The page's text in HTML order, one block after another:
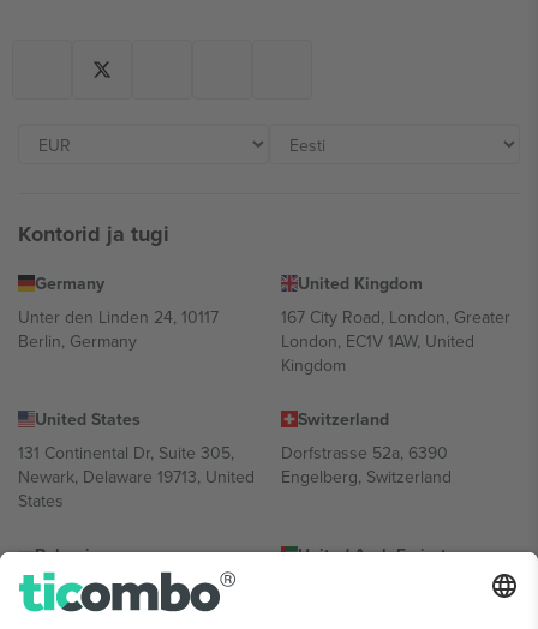
Kontorid ja tugi
Germany
Unter den Linden 24, 10117
Berlin, Germany
United Kingdom
167 City Road, London, Greater
London, EC1V 1AW, United
Kingdom
United States
131 Continental Dr, Suite 305,
Newark, Delaware 19713, United
States
Switzerland
Dorfstrasse 52a, 6390
Engelberg, Switzerland
Bulgaria
Regus Sofia City West, bul
Totleben 53-55, 1606 Sofia,
United Arab Emirates
UAE Dubai Silicon Oasis, DDP